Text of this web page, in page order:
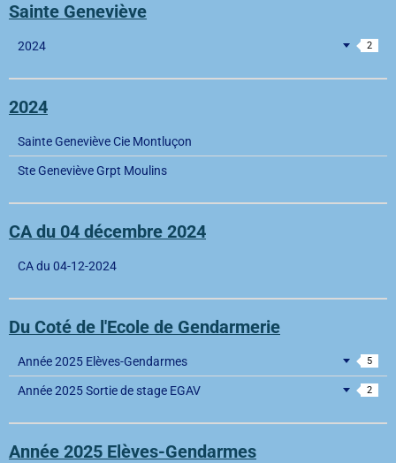
Sainte Geneviève
2024 2
2024
Sainte Geneviève Cie Montluçon
Ste Geneviève Grpt Moulins
CA du 04 décembre 2024
CA du 04-12-2024
Du Coté de l'Ecole de Gendarmerie
Année 2025 Elèves-Gendarmes 5
Année 2025 Sortie de stage EGAV 2
Année 2025 Elèves-Gendarmes